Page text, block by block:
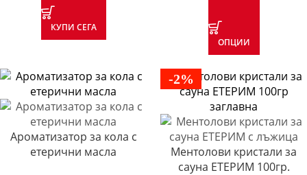
КУПИ СЕГА
ОПЦИИ
Ароматизатор за кола с
етерични масла
-2%
Ментолови кристали за
сауна ЕТЕРИМ 100гр.